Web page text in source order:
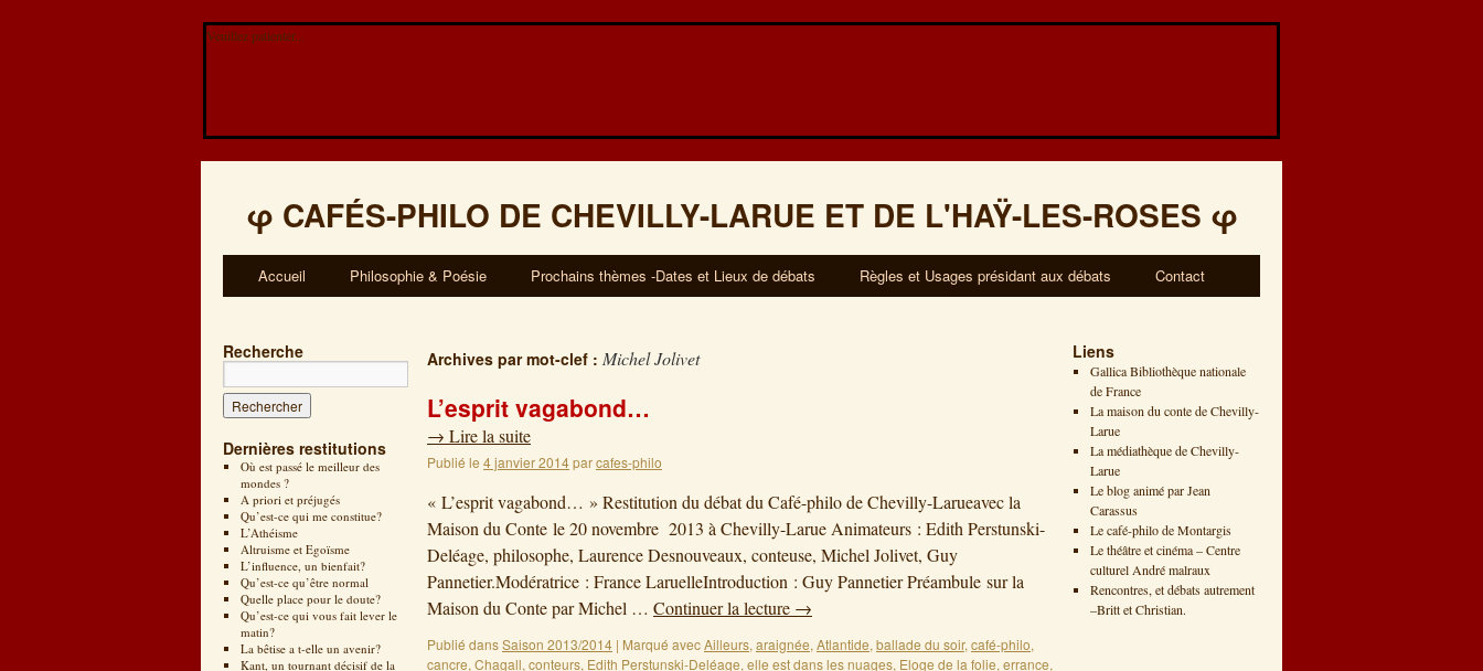
Veuillez patienter...
φ CAFÉS-PHILO DE CHEVILLY-LARUE ET DE L'HAŸ-LES-ROSES φ
Accueil Philosophie & Poésie Prochains thèmes -Dates et Lieux de débats Règles et Usages présidant aux débats Contact
Recherche
Dernières restitutions
Où est passé le meilleur des
mondes ?
A priori et préjugés
Qu’est-ce qui me constitue?
L’Athéisme
Altruisme et Egoïsme
L’influence, un bienfait?
Qu’est-ce qu’être normal
Quelle place pour le doute?
Qu’est-ce qui vous fait lever le
matin?
La bêtise a t-elle un avenir?
Kant, un tournant décisif de la
Archives par mot-clef : Michel Jolivet
L’esprit vagabond…
→ Lire la suite
Publié le 4 janvier 2014parcafes-philo
« L’esprit vagabond… » Restitution du débat du Café-philo de Chevilly-Larueavec la
Maison du Conte le 20 novembre 2013 à Chevilly-Larue Animateurs : Edith Perstunski-
Deléage, philosophe, Laurence Desnouveaux, conteuse, Michel Jolivet, Guy
Pannetier.Modératrice : France LaruelleIntroduction : Guy Pannetier Préambule sur la
Maison du Conte par Michel … Continuer la lecture →
Publié dansSaison 2013/2014 | Marqué avecAilleurs, araignée, Atlantide, ballade du soir, café-philo,
cancre, Chagall, conteurs, Edith Perstunski-Deléage, elle est dans les nuages, Eloge de la folie, errance,
Liens
Gallica Bibliothèque nationale
de France
La maison du conte de Chevilly-
Larue
La médiathèque de Chevilly-
Larue
Le blog animé par Jean
Carassus
Le café-philo de Montargis
Le théâtre et cinéma – Centre
culturel André malraux
Rencontres, et débats autrement
–Britt et Christian.